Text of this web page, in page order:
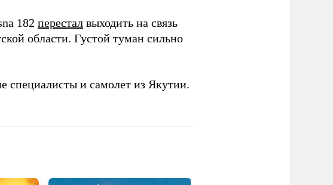
182 перестал выходить на связь
области. Густой туман сильно
специалисты и самолет из Якутии.